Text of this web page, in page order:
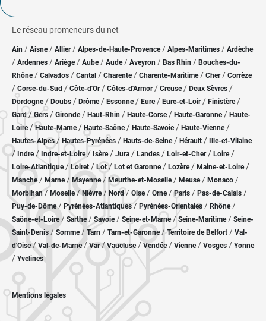
Le réseau promeneurs du net
Ain / Aisne/ Allier/ Alpes-de-Haute-Provence / Alpes-Maritimes / Ardèche
/ Ardennes / Ariège/ Aube/ Aude / Aveyron / Bas Rhin / Bouches-du-
Rhône/ Calvados / Cantal / Charente / Charente-Maritime/ Cher / Corrèze
/ Corse-du-Sud / Côte-d'Or / Côtes-d'Armor/ Creuse/ Deux Sèvres /
Dordogne/ Doubs / Drôme/ Essonne / Eure/ Eure-et-Loir / Finistère/
Gard/ Gers / Gironde/ Haut-Rhin / Haute-Corse/ Haute-Garonne/ Haute-
Loire/Haute-Marne/ Haute-Saône/ Haute-Savoie/ Haute-Vienne/
Hautes-Alpes/ Hautes-Pyrénées / Hauts-de-Seine/ Hérault / Ille-et-Vilaine
/ Indre/ Indre-et-Loire/ Isère/ Jura / Landes / Loir-et-Cher/ Loire/
Loire-Atlantique/ Loiret / Lot/ Lot et Garonne/ Lozère / Maine-et-Loire/
Manche/ Marne/ Mayenne/ Meurthe-et-Moselle/ Meuse/ Monaco /
Morbihan/ Moselle/ Nièvre / Nord/ Oise / Orne/Paris / Pas-de-Calais /
Puy-de-Dôme/ Pyrénées-Atlantiques / Pyrénées-Orientales / Rhône/
Saône-et-Loire/ Sarthe/ Savoie/ Seine-et-Marne/ Seine-Maritime/ Seine-
Saint-Denis /Somme/ Tarn / Tarn-et-Garonne/Territoire de Belfort / Val-
d'Oise/ Val-de-Marne/Var/Vaucluse/ Vendée/ Vienne/ Vosges / Yonne
/ Yvelines
Mentions légales